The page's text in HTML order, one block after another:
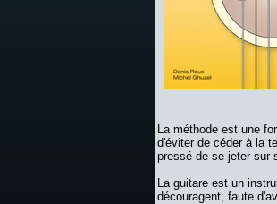
La méthode est une
d'éviter de céder à la
pressé de se jeter sur
La guitare est un
découragent, faute